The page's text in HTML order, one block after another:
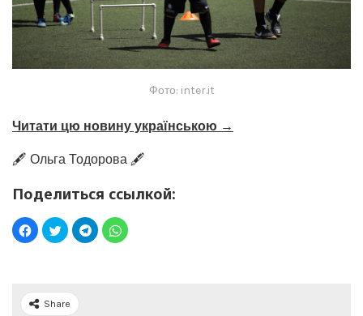
Фото: inter.it
Читати цю новину українською →
🖋️ Ольга Тодорова 🖋️
Поделиться ссылкой:
Share